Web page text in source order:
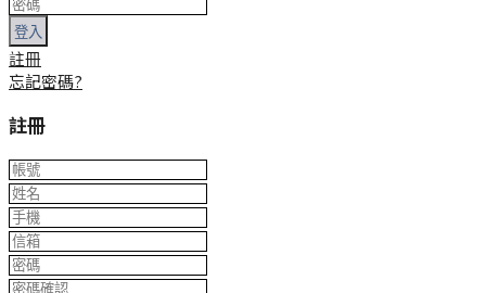
登入
註冊
忘記密碼?
註冊